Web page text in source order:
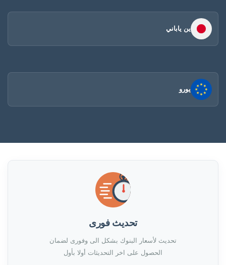
ين ياباني
يورو
تحديث فورى
تحديث لأسعار البنوك بشكل الى وفورى لضمان
الحصول على اخر التحديثات أولا بأول